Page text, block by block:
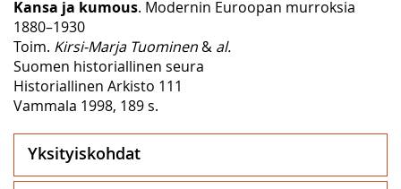
Kansa ja kumous. Modernin Euroopan murroksia
1880–1930
Toim. Kirsi-Marja Tuominen & al.
Suomen historiallinen seura
Historiallinen Arkisto 111
Vammala 1998, 189 s.
Yksityiskohdat